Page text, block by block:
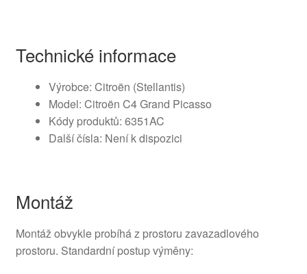
Technické informace
Výrobce: Citroën (Stellantis)
Model: Citroën C4 Grand Picasso
Kódy produktů: 6351AC
Další čísla: Není k dispozici
Montáž
Montáž obvykle probíhá z prostoru zavazadlového
prostoru. Standardní postup výměny: